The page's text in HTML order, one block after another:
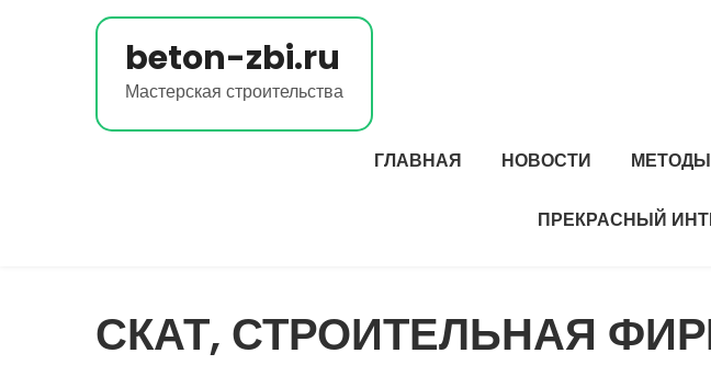
beton-zbi.ru
Мастерская строительства
ГЛАВНАЯ НОВОСТИ
ПРЕКРАСНЫЙ
СКАТ, СТРОИТЕЛЬНАЯ